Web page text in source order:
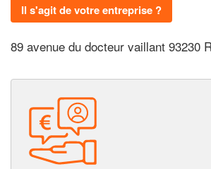
Il s'agit de votre entreprise ?
89 avenue du docteur vaillant 93230